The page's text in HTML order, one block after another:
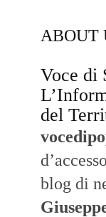
ABOUT
Voce di
del
blog di